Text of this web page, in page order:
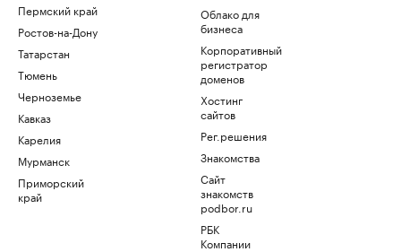
Пермский край
Ростов-на-Дону
Татарстан
Тюмень
Черноземье
Кавказ
Карелия
Мурманск
Приморский
край
Облако для
бизнеса
Корпоративный
регистратор
доменов
Хостинг
сайтов
Рег.решения
Знакомства
Сайт
знакомств
podbor.ru
РБК
Компании